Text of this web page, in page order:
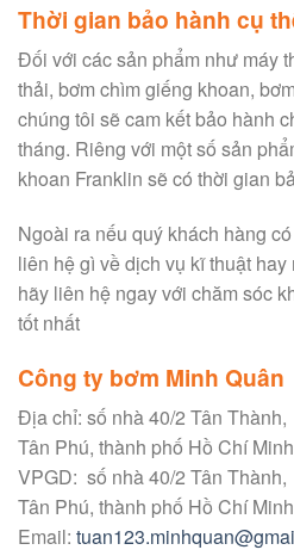
Thời gian bảo hành cụ
Đối với các sản phẩm như máy
thải, bơm chìm giếng khoan,
chúng tôi sẽ cam kết bảo hành
tháng. Riêng với một số sản
khoan Franklin sẽ có thời gian
Ngoài ra nếu quý khách hàng
liên hệ gì về dịch vụ kĩ thuật
hãy liên hệ ngay với chăm sóc
tốt nhất
Công ty bơm Minh Quân
Địa chỉ: số nhà 40/2 Tân
Tân Phú, thành phố Hồ Chí Minh
VPGD: số nhà 40/2 Tân
Tân Phú, thành phố Hồ Chí Minh
Email: